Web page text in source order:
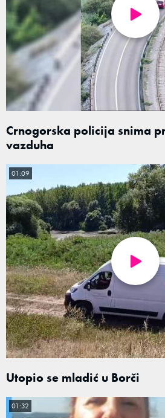
Crnogorska policija snima
vazduha
Utopio se mladić u Borči
01:09
01:32